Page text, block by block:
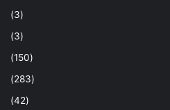
(3)
(3)
(150)
(283)
(42)